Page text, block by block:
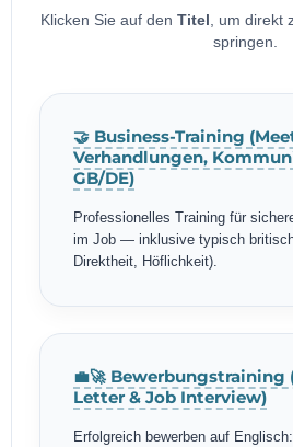
Klicken Sie auf den Titel , um direkt
springen.
🤝 Business-Training
Verhandlungen,
GB/DE)
Professionelles Training für
im Job — inklusive typisch
Direktheit, Höflichkeit).
💼🚀 Bewerbungstraining
Letter & Job Interview)
Erfolgreich bewerben auf